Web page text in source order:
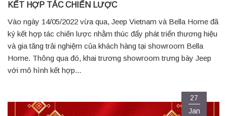
KẾT HỢP TÁC CHIẾN LƯỢC
Vào ngày 14/05/2022 vừa qua, Jeep Vietnam và Bella Home đã
ký kết hợp tác chiến lược nhằm thúc đẩy phát triển thương hiệu
và gia tăng trải nghiệm của khách hàng tại showroom Bella
Home. Thông qua đó, khai trương showroom trưng bày Jeep
với mô hình kết hợp...
27
Jan